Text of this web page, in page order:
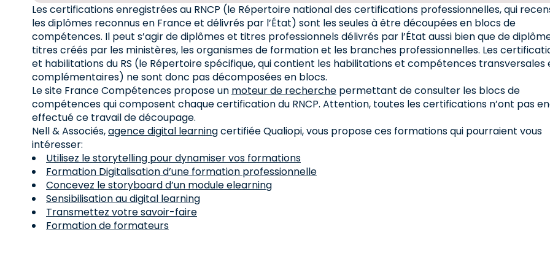
Les certifications enregistrées au RNCP (le Répertoire national des certifications professionnelles, qui
les diplômes reconnus en France et délivrés par l’État) sont les seules à être découpées en blocs de
compétences. Il peut s’agir de diplômes et titres professionnels délivrés par l’État aussi bien que de
titres créés par les ministères, les organismes de formation et les branches professionnelles. Les
et habilitations du RS (le Répertoire spécifique, qui contient les habilitations et compétences transversales
complémentaires) ne sont donc pas décomposées en blocs.
Le site France Compétences propose un moteur de recherche permettant de consulter les blocs de
compétences qui composent chaque certification du RNCP. Attention, toutes les certifications n’ont pas
effectué ce travail de découpage.
Nell & Associés,agence digital learningcertifiée Qualiopi, vous propose ces formations qui pourraient vous
intéresser:
Utilisez le storytelling pour dynamiser vos formations
Formation Digitalisation d’une formation professionnelle
Concevez le storyboard d’un module elearning
Sensibilisation au digital learning
Transmettez votre savoir-faire
Formation de formateurs